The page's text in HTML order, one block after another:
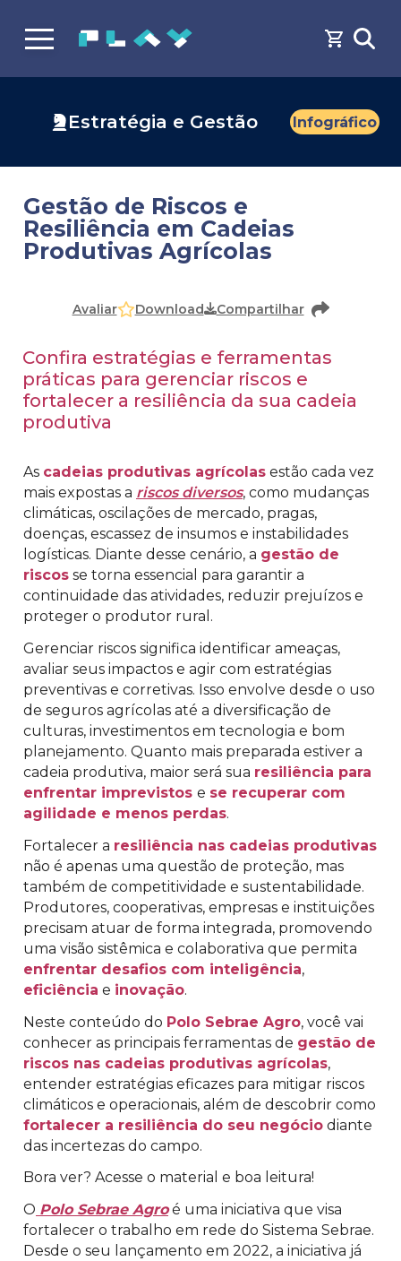
Estratégia e Gestão Infográfico
Gestão de Riscos e
Resiliência em Cadeias
Produtivas Agrícolas
Avaliar Download Compartilhar
Confira estratégias e ferramentas
práticas para gerenciar riscos e
fortalecer a resiliência da sua cadeia
produtiva
As cadeias produtivas agrícolas estão cada vez
mais expostas a riscos diversos, como mudanças
climáticas, oscilações de mercado, pragas,
doenças, escassez de insumos e instabilidades
logísticas. Diante desse cenário, a gestão de
riscos se torna essencial para garantir a
continuidade das atividades, reduzir prejuízos e
proteger o produtor rural.
Gerenciar riscos significa identificar ameaças,
avaliar seus impactos e agir com estratégias
preventivas e corretivas. Isso envolve desde o uso
de seguros agrícolas até a diversificação de
culturas, investimentos em tecnologia e bom
planejamento. Quanto mais preparada estiver a
cadeia produtiva, maior será sua resiliência para
enfrentar imprevistos e se recuperar com
agilidade e menos perdas.
Fortalecer a resiliência nas cadeias produtivas
não é apenas uma questão de proteção, mas
também de competitividade e sustentabilidade.
Produtores, cooperativas, empresas e instituições
precisam atuar de forma integrada, promovendo
uma visão sistêmica e colaborativa que permita
enfrentar desafios com inteligência,
eficiência e inovação.
Neste conteúdo do Polo Sebrae Agro, você vai
conhecer as principais ferramentas de gestão de
riscos nas cadeias produtivas agrícolas,
entender estratégias eficazes para mitigar riscos
climáticos e operacionais, além de descobrir como
fortalecer a resiliência do seu negócio diante
das incertezas do campo.
Bora ver? Acesse o material e boa leitura!
O Polo Sebrae Agroé uma iniciativa que visa
fortalecer o trabalho em rede do Sistema Sebrae.
Desde o seu lançamento em 2022, a iniciativa já